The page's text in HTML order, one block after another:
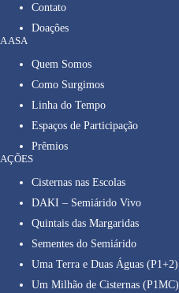
Contato
Doações
A ASA
Quem Somos
Como Surgimos
Linha do Tempo
Espaços de Participação
Prêmios
AÇÕES
Cisternas nas Escolas
DAKI – Semiárido Vivo
Quintais das Margaridas
Sementes do Semiárido
Uma Terra e Duas Águas (P1+2)
Um Milhão de Cisternas (P1MC)